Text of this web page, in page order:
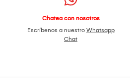
Chatea con nosotros
Escríbenos a nuestro Whatsapp
Chat